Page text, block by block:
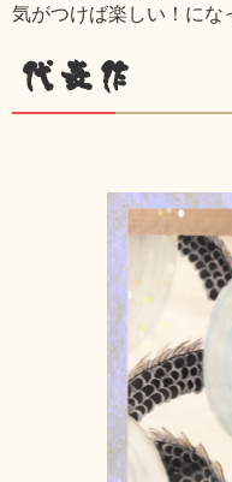
気がつけば楽しい！にな
代表作